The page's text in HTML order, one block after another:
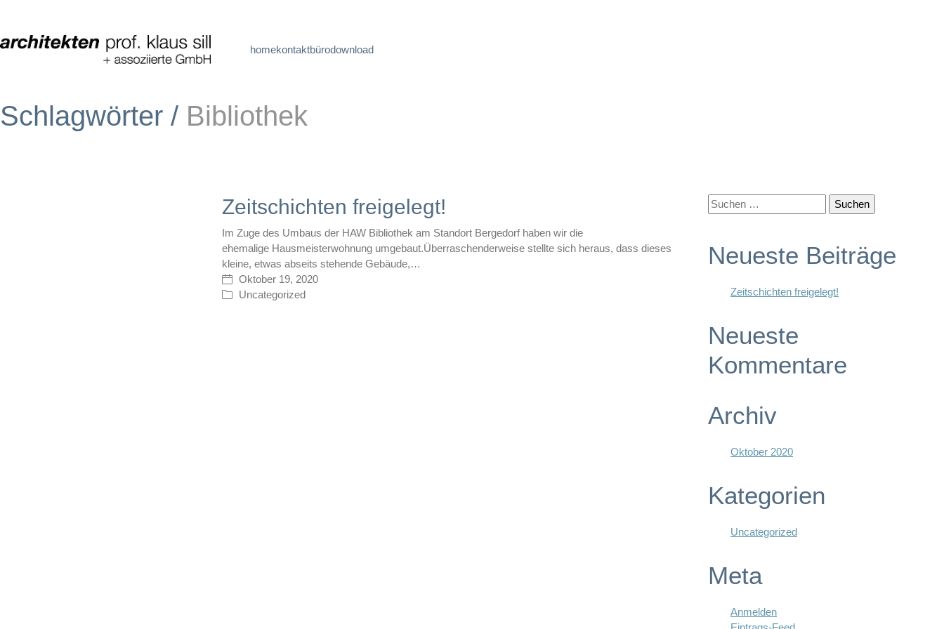
homekontaktbürodownload
Schlagwörter / Bibliothek
Zeitschichten freigelegt!
Im Zuge des Umbaus der HAW Bibliothek am Standort Bergedorf haben wir die
ehemalige Hausmeisterwohnung umgebaut.Überraschenderweise stellte sich heraus, dass dieses
kleine, etwas abseits stehende Gebäude,…
Oktober 19, 2020
Uncategorized
Suchen
nach:
Neueste Beiträge
Zeitschichten freigelegt!
Neueste
Kommentare
Archiv
Oktober 2020
Kategorien
Uncategorized
Meta
Anmelden